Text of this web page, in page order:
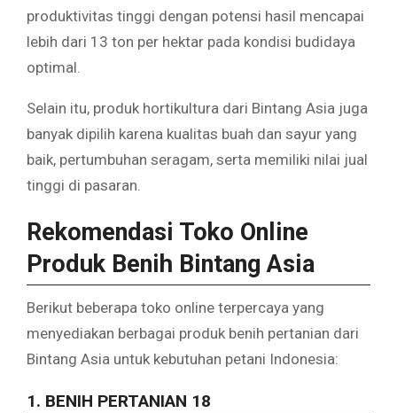
produktivitas tinggi dengan potensi hasil mencapai
lebih dari 13 ton per hektar pada kondisi budidaya
optimal.
Selain itu, produk hortikultura dari Bintang Asia juga
banyak dipilih karena kualitas buah dan sayur yang
baik, pertumbuhan seragam, serta memiliki nilai jual
tinggi di pasaran.
Rekomendasi Toko Online
Produk Benih Bintang Asia
Berikut beberapa toko online terpercaya yang
menyediakan berbagai produk benih pertanian dari
Bintang Asia untuk kebutuhan petani Indonesia:
1. BENIH PERTANIAN 18